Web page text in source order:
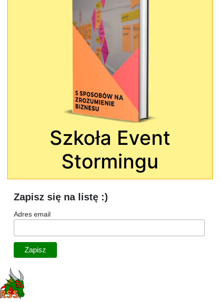
Szkoła Event
Stormingu
Zapisz się na listę :)
Adres email